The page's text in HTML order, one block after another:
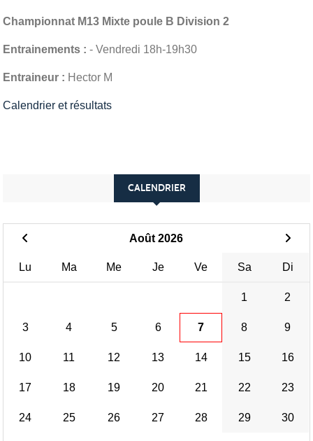
Championnat M13 Mixte poule B Division 2
Entrainements : - Vendredi 18h-19h30
Entraineur : Hector M
Calendrier et résultats
CALENDRIER
Août 2026
Lu Ma Me Je Ve Sa Di
1 2
3 4 5 6 7 8 9
10 11 12 13 14 15 16
17 18 19 20 21 22 23
24 25 26 27 28 29 30